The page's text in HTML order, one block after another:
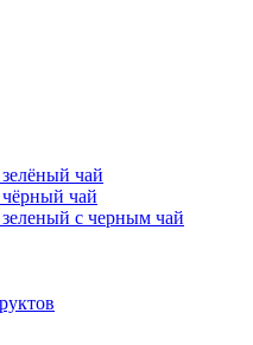
чай
чай
с черным чай